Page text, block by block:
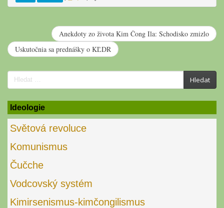
Anekdoty zo života Kim Čong Ila: Schodisko zmizlo
Uskutočnia sa prednášky o KĽDR
Search
for:
Hledat
Ideologie
Světová revoluce
Komunismus
Čučche
Vodcovský systém
Kimirsenismus-kimčongilismus